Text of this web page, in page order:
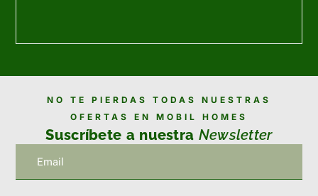
NO TE PIERDAS TODAS NUESTRAS
OFERTAS EN MOBIL HOMES
Suscríbete a nuestra Newsletter